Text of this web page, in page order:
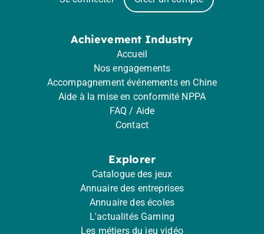
Achievement Industry
Accueil
Nos engagements
Accompagnement événements en Chine
Aide à la mise en conformité NPPA
FAQ / Aide
Contact
Explorer
Catalogue des jeux
Annuaire des entreprises
Annuaire des écoles
L'actualités Gaming
Les métiers du jeu vidéo